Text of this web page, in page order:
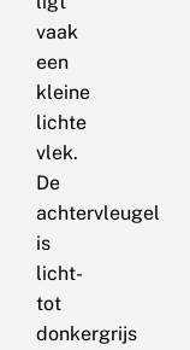
vaak
een
kleine
lichte
vlek.
De
achtervleugel
is
licht-
tot
donkergrijs